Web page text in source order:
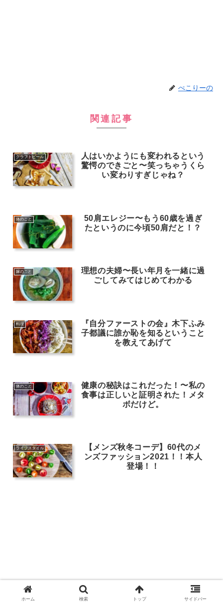
ぺこりーの
関連記事
クラフトビール
人はいかようにも変われるという
驚愕のできごと〜笑っちゃうくら
い変わりすぎじゃね？
体のこと
50肩エレジー〜もう60歳を過ぎ
たというのに今頃50肩だと！？
嫁のこと
理想の夫婦〜長い年月を一緒に過
ごしてみてはじめてわかる
料理
『自分ファーストの会』木下ふみ
子都議に誰か恥を知るということ
を教えてあげて
体のこと
健康の秘訣はこれだった！〜私の
食事は正しいと証明された！メタ
ボだけど。
ライフスタイル
【メンズ秋冬コーデ】60代のメ
ンズファッション2021！！本人
登場！！
ホーム 検索 トップ サイドバー